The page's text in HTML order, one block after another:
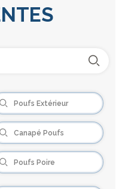
Poufs Extérieur
Canapé Poufs
Poufs Poire